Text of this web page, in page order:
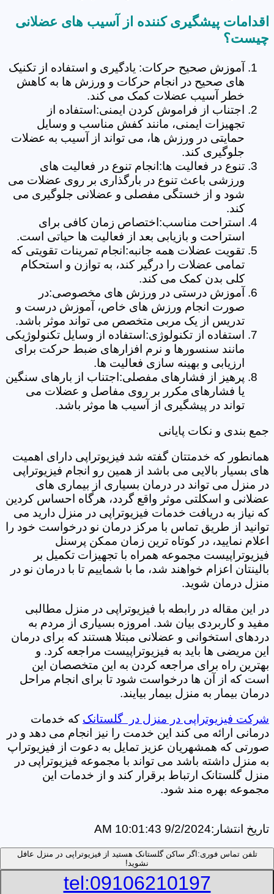
اقدامات پیشگیری کننده از آسیب های عضلانی
چیست؟
آموزش صحیح حرکات: یادگیری و استفاده از تکنیک
های صحیح در انجام حرکات و ورزش ها به کاهش
خطر آسیب عضلات کمک می کند.
اجتناب از فراموش کردن ایمنی:استفاده از
تجهیزات ایمنی، مانند کفش مناسب و وسایل
حمایتی در ورزش ها، می تواند از آسیب به عضلات
جلوگیری کند.
تنوع در فعالیت ها:انجام تنوع در فعالیت های
ورزشی باعث تنوع در بارگذاری بر روی عضلات می
شود و از خستگی مفصلی و عضلانی جلوگیری می
کند.
استراحت مناسب:اختصاص زمان کافی برای
استراحت و بازیابی بعد از فعالیت ها حیاتی است.
تقویت عضلات همه جانبه:انجام تمرینات تقویتی که
تمامی عضلات را درگیر کند، به توازن و استحکام
کلی بدن کمک می کند.
آموزش درستی در ورزش های مخصوصی:در
صورت انجام ورزش های خاص، آموزش درست و
تدریس از یک مربی متخصص می تواند موثر باشد.
استفاده از تکنولوژی:استفاده از وسایل تکنولوژیکی
مانند سنسورها و نرم افزارهای ضبط حرکت برای
ارزیابی و بهینه سازی فعالیت ها.
پرهیز از فشارهای مفصلی:اجتناب از بارهای سنگین
یا فشارهای مکرر بر روی مفاصل و عضلات می
تواند در پیشگیری از آسیب ها موثر باشد.
جمع بندی و نکات پایانی
همانطور که خدمتتان گفته شد فیزیوتراپی دارای اهمیت
های بسیار بالایی می باشد از همین رو انجام فیزیوتراپی
در منزل می تواند در درمان بسیاری از بیماری های
عضلانی و اسکلتی موثر واقع گردد، هرگاه احساس کردین
که نیاز به دریافت خدمات فیزیوتراپی در منزل دارید می
توانید از طریق تماس با مرکز درمان نو درخواست خود را
اعلام نمایید، در کوتاه ترین زمان ممکن پرسنل
فیزیوتراپیست مجموعه همراه با تجهیزات تکمیل بر
بالینتان اعزام خواهند شد، ما با شماییم تا با درمان نو در
منزل درمان شوید.
در این مقاله در رابطه با فیزیوتراپی در منزل مطالبی
مفید و کاربردی بیان شد. امروزه بسیاری از مردم به
دردهای استخوانی و عضلانی مبتلا هستند که برای درمان
این مریضی ها باید به فیزیوتراپیست مراجعه کرد. و
بهترین راه برای مراجعه کردن به این متخصصان این
است که از آن ها درخواست شود تا برای انجام مراحل
درمان بیمار به منزل بیمار بیایند.
شرکت فیزیوتراپی در منزل در گلستانک که خدمات
درمانی ارائه می کند این خدمت را نیز انجام می دهد و در
صورتی که همشهریان عزیز تمایل به دعوت از فیزیوتراپ
به منزل داشته باشد می تواند با مجموعه فیزیوتراپی در
منزل گلستانک ارتباط برقرار کند و از خدمات این
مجموعه بهره مند شود.
تاریخ انتشار:9/2/2024 10:01:43 AM
تلفن تماس فوری: اگر ساکن گلستانک هستید از فیزیوتراپی در منزل عافل
نشوید!
tel:09106210197